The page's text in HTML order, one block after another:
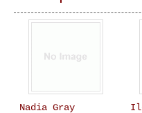
Nadia Gray